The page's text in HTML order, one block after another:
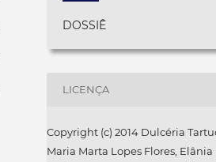
DOSSIÊ
LICENÇA
Copyright (c) 2014 Dulcéria
Maria Marta Lopes Flores, Elânia